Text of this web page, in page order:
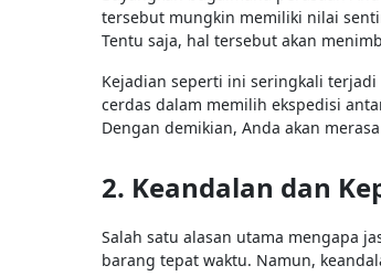
tersebut mungkin memiliki nilai
Tentu saja, hal tersebut akan
Kejadian seperti ini seringkali
cerdas dalam memilih ekspedisi
Dengan demikian, Anda akan
2. Keandalan dan
Salah satu alasan utama mengapa
barang tepat waktu. Namun,